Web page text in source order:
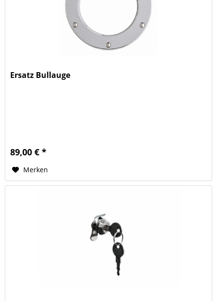
Ersatz Bullauge
89,00 € *
Merken